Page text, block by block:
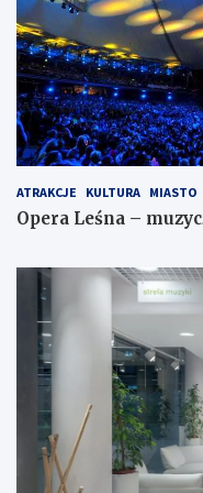
ATRAKCJE KULTURA MIASTO
Opera Leśna –